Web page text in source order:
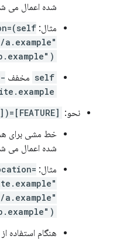
شده اعمال می
مثال:
self مخفف
نحو: [FEATURE]=([ORIGIN(s)])
خط مشی برای
شده اعمال می
مثال:
هنگام استفاده